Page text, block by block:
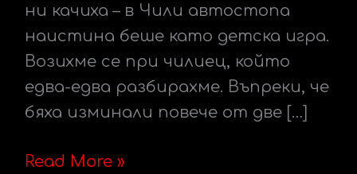
ни качиха – в Чили автостопа
наистина беше като детска игра.
Возихме се при чилиец, който
едва-едва разбирахме. Въпреки, че
бяха изминали повече от две […]
Read More »